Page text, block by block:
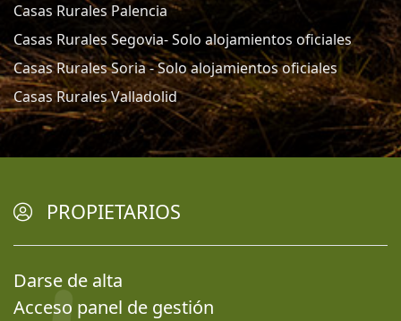
Casas Rurales Palencia
Casas Rurales Segovia- Solo alojamientos oficiales
Casas Rurales Soria - Solo alojamientos oficiales
Casas Rurales Valladolid
PROPIETARIOS
Darse de alta
Acceso panel de gestión